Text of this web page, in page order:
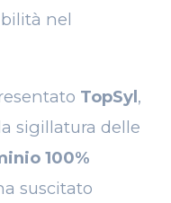
nel
TopSyl,
sigillatura delle
100%
suscitato